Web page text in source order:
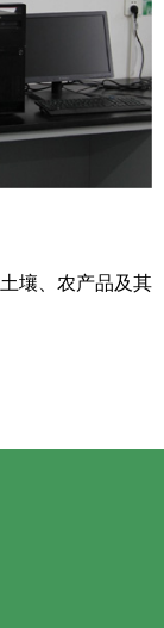
、农产品及其